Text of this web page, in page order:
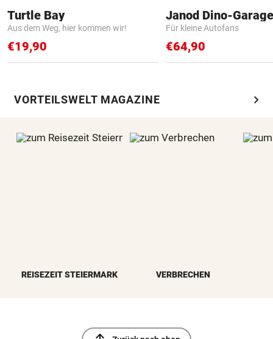
Turtle Bay
Aus dem Weg, hier kommen wir!
€19,90
Janod Dino-Garage
Für kleine Autofans
€64,90
VORTEILSWELT MAGAZINE chevron_right
REISEZEIT STEIERMARK VERBRECHEN